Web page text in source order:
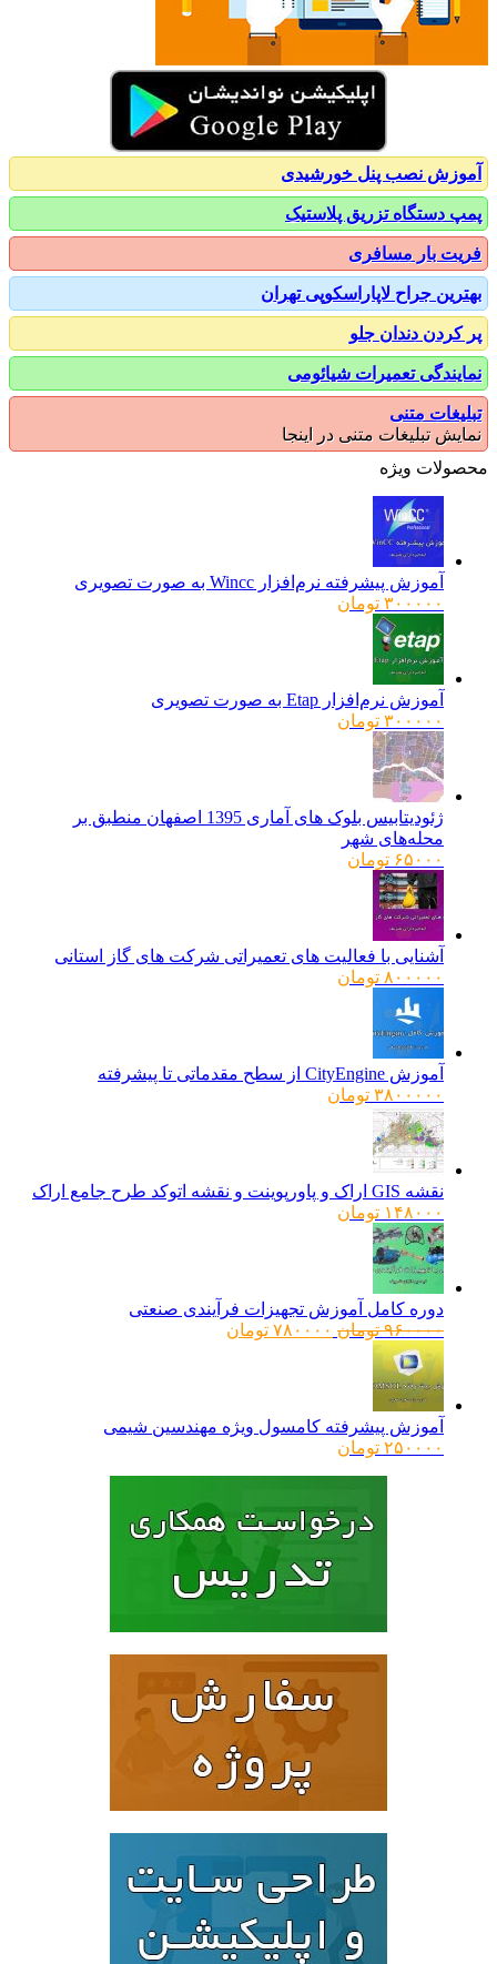
نصب پنل خورشیدی
دستگاه تزریق پلاستیک
بار مسافری
جراح لاپاراسکوپی تهران
دندان جلو
تعمیرات شیائومی
متنی
تبلیغات متنی در اینجا
ویژه
آموزش پیشرفته نرم‌افزار Wincc به صورت تصویری
۳۰۰۰۰۰ تومان
آموزش نرم‌افزار Etap به صورت تصویری
۳۰۰۰۰۰ تومان
ژئودیتابیس بلوک های آماری 1395 اصفهان منطبق بر
محله‌های شهر
۶۵۰۰۰ تومان
آشنایی با فعالیت های تعمیراتی شرکت های گاز استانی
۸۰۰۰۰۰ تومان
آموزش CityEngine از سطح مقدماتی تا پیشرفته
۳۸۰۰۰۰۰ تومان
نقشه GIS اراک و پاورپوینت و نقشه اتوکد طرح جامع اراک
۱۴۸۰۰۰ تومان
دوره کامل آموزش تجهیزات فرآیندی صنعتی
۹۶۰۰۰۰ تومانقیمت
۷۸۰۰۰۰ تومانقیمت
آموزش پیشرفته کامسول ویژه مهندسین شیمی
۲۵۰۰۰۰ تومان